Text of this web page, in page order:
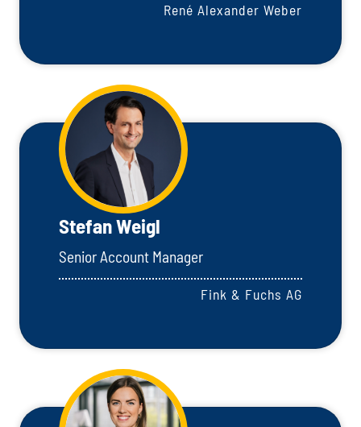
René Alexander Weber
Stefan Weigl
Senior Account Manager
Fink & Fuchs AG